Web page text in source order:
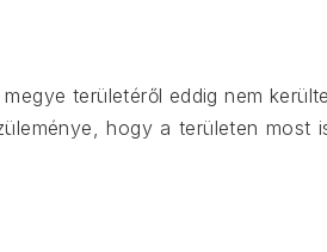
területéről eddig nem
hogy a területen most